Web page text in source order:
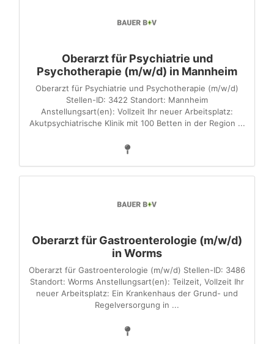
Oberarzt für Psychiatrie und
Psychotherapie (m/w/d) in Mannheim
Oberarzt für Psychiatrie und Psychotherapie (m/w/d)
Stellen-ID: 3422 Standort: Mannheim
Anstellungsart(en): Vollzeit Ihr neuer Arbeitsplatz:
Akutpsychiatrische Klinik mit 100 Betten in der Region ...
Oberarzt für Gastroenterologie (m/w/d)
in Worms
Oberarzt für Gastroenterologie (m/w/d) Stellen-ID: 3486
Standort: Worms Anstellungsart(en): Teilzeit, Vollzeit Ihr
neuer Arbeitsplatz: Ein Krankenhaus der Grund- und
Regelversorgung in ...